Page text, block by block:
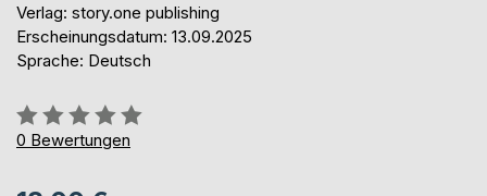
Verlag: story.one publishing
Erscheinungsdatum: 13.09.2025
Sprache: Deutsch
Bewertung::
0%
0 Bewertungen